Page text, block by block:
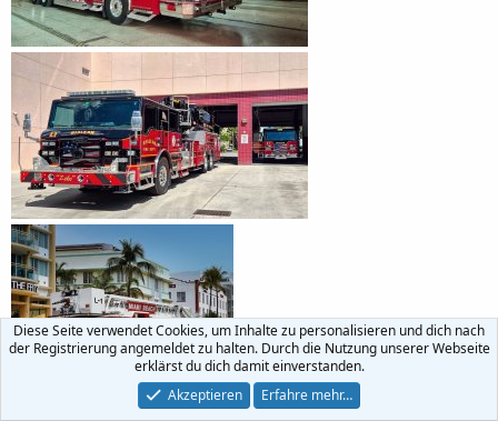
Diese Seite verwendet Cookies, um Inhalte zu personalisieren und dich nach
der Registrierung angemeldet zu halten. Durch die Nutzung unserer Webseite
erklärst du dich damit einverstanden.
Akzeptieren
Erfahre mehr…